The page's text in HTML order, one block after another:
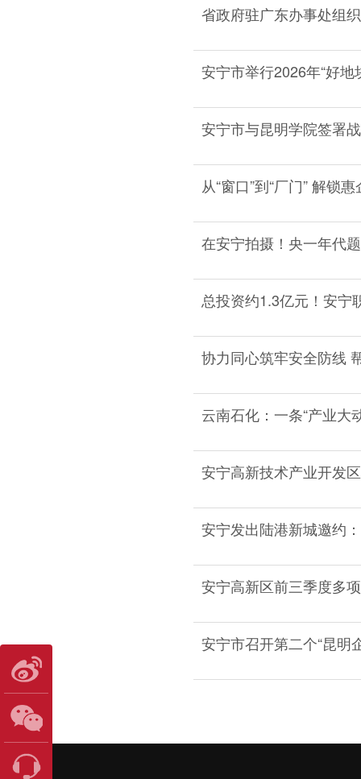
省政府驻广东办事处组
安宁市举行2026年“好地
安宁市与昆明学院签署
从“窗口”到“厂门” 解锁
在安宁拍摄！央一年代
总投资约1.3亿元！安宁
协力同心筑牢安全防线
云南石化：一条“产业大
安宁高新技术产业开发
安宁发出陆港新城邀约
安宁高新区前三季度多
安宁市召开第二个“昆明